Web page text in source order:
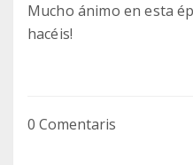
3
https://
https://
3303/permalink/
Mucho ánimo en esta
hacéis!
0 Comentaris